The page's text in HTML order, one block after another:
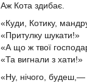
Аж Кота здибає.
«Куди, Котику,
«Притулку шукати!»
«А що ж твої
«Та вигнали з хати!»
«Ну, нічого,